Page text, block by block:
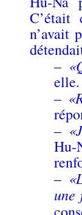
n’avait
–
elle.
–
–
–
une